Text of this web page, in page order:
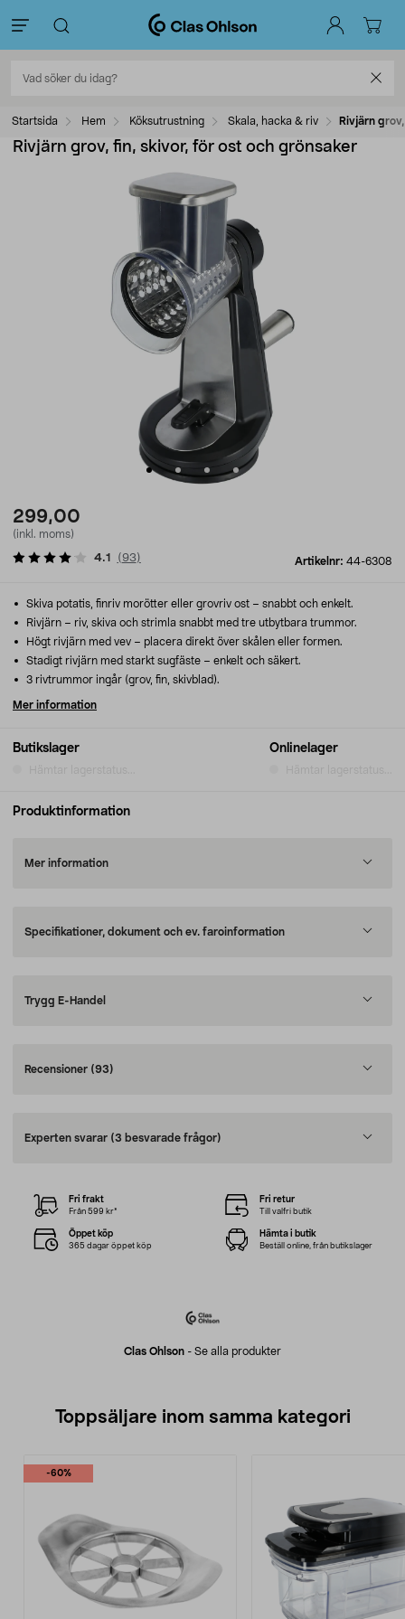
Startsida Hem Köksutrustning Skala, hacka & riv Rivjärn
Rivjärn grov, fin, skivor, för ost och grönsaker
299,00
(inkl. moms)
Artikelnr: 44-6308
4.1 (93)
Butikslager Onlinelager
Skiva potatis, finriv morötter eller grovriv ost – snabbt och enkelt.
Rivjärn – riv, skiva och strimla snabbt med tre utbytbara trummor.
Högt rivjärn med vev – placera direkt över skålen eller formen.
Stadigt rivjärn med starkt sugfäste – enkelt och säkert.
3 rivtrummor ingår (grov, fin, skivblad).
Mer information
Produktinformation
Mer information
Specifikationer, dokument och ev. faroinformation
Trygg E-Handel
Recensioner (93)
Experten svarar (3 besvarade frågor)
Clas Ohlson - Se alla produkter
Fri frakt
Från 599 kr*
Fri retur
Till valfri butik
Öppet köp
365 dagar öppet köp
Hämta i butik
Beställ online, från butikslager
Toppsäljare inom samma kategori
-60%